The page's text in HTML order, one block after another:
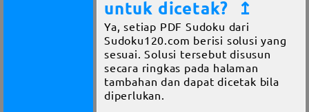
untuk dicetak?
↥
Ya, setiap PDF Sudoku dari
Sudoku120.com berisi solusi yang
sesuai. Solusi tersebut disusun
secara ringkas pada halaman
tambahan dan dapat dicetak bila
diperlukan.